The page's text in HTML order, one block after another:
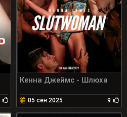
Кенна Джеймс - Шлюха
05 сен 2025 9